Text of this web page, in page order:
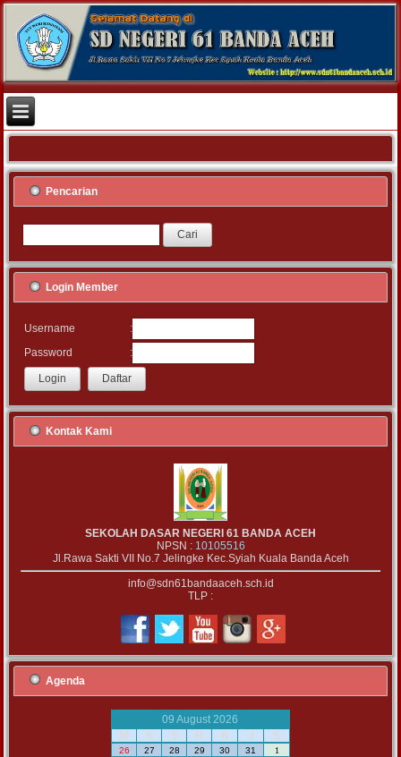
Pencarian
Login Member
Username
:
Password
:
Kontak Kami
SEKOLAH DASAR NEGERI 61 BANDA ACEH
NPSN : 10105516
Jl.Rawa Sakti VII No.7 Jelingke Kec.Syiah Kuala Banda Aceh
info@sdn61bandaaceh.sch.id
TLP :
Agenda
09 August 2026
M
S S R K J S
26 27 28 29 30 31
1